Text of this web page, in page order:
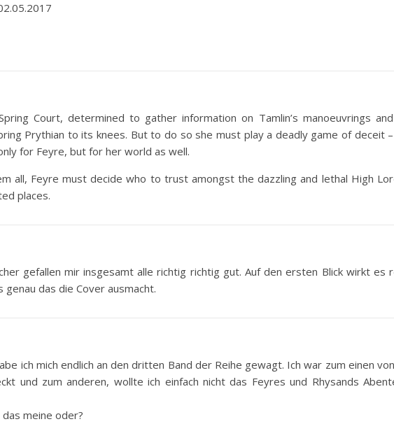
Court, determined to gather information on Tamlin’s manoeuvrings
Prythian to its knees. But to do so she must play a deadly game of deceit
for Feyre, but for her world as well.
all, Feyre must decide who to trust amongst the dazzling and lethal High
places.
gefallen mir insgesamt alle richtig richtig gut. Auf den ersten Blick wirkt es
genau das die Cover ausmacht.
ich mich endlich an den dritten Band der Reihe gewagt. Ich war zum einen
und zum anderen, wollte ich einfach nicht das Feyres und Rhysands
meine oder?